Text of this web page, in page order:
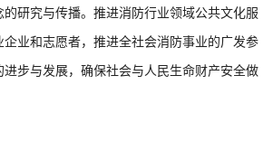
研究与传播。推进消防行业领域公共文化服
业和志愿者，推进全社会消防事业的广发参
步与发展，确保社会与人民生命财产安全做